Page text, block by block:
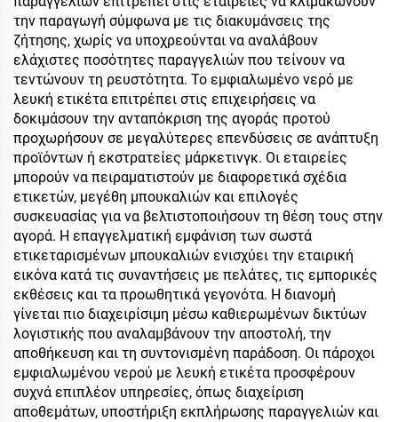
την παραγωγή σύμφωνα με τις διακυμάνσεις της
ζήτησης, χωρίς να υποχρεούνται να αναλάβουν
ελάχιστες ποσότητες παραγγελιών που τείνουν να
τεντώνουν τη ρευστότητα. Το εμφιαλωμένο νερό με
λευκή ετικέτα επιτρέπει στις επιχειρήσεις να
δοκιμάσουν την ανταπόκριση της αγοράς προτού
προχωρήσουν σε μεγαλύτερες επενδύσεις σε ανάπτυξη
προϊόντων ή εκστρατείες μάρκετινγκ. Οι εταιρείες
μπορούν να πειραματιστούν με διαφορετικά σχέδια
ετικετών, μεγέθη μπουκαλιών και επιλογές
συσκευασίας για να βελτιστοποιήσουν τη θέση τους στην
αγορά. Η επαγγελματική εμφάνιση των σωστά
ετικεταρισμένων μπουκαλιών ενισχύει την εταιρική
εικόνα κατά τις συναντήσεις με πελάτες, τις εμπορικές
εκθέσεις και τα προωθητικά γεγονότα. Η διανομή
γίνεται πιο διαχειρίσιμη μέσω καθιερωμένων δικτύων
λογιστικής που αναλαμβάνουν την αποστολή, την
αποθήκευση και τη συντονισμένη παράδοση. Οι πάροχοι
εμφιαλωμένου νερού με λευκή ετικέτα προσφέρουν
συχνά επιπλέον υπηρεσίες, όπως διαχείριση
αποθεμάτων, υποστήριξη εκπλήρωσης παραγγελιών και